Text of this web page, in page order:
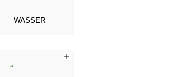
WASSER